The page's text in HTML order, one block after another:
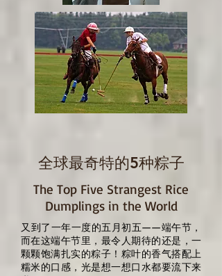
全球最奇特的5种粽子
The Top Five Strangest Rice
Dumplings in the World
又到了一年一度的五月初五——端午节，
而在这端午节里，最令人期待的还是，一
颗颗饱满扎实的粽子！粽叶的香气搭配上
糯米的口感，光是想一想口水都要流下来